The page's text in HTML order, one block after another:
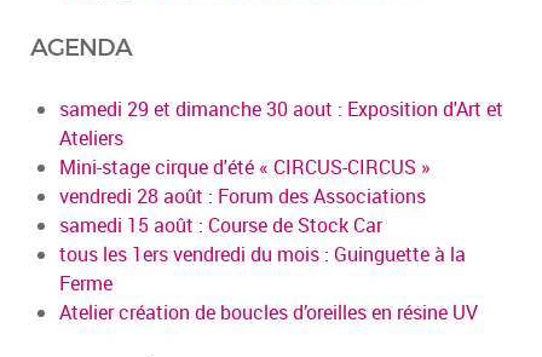
AGENDA
samedi 29 et dimanche 30 aout : Exposition d'Art et
Ateliers
Mini-stage cirque d'été « CIRCUS-CIRCUS »
vendredi 28 août : Forum des Associations
samedi 15 août : Course de Stock Car
tous les 1ers vendredi du mois : Guinguette à la
Ferme
Atelier création de boucles d’oreilles en résine UV